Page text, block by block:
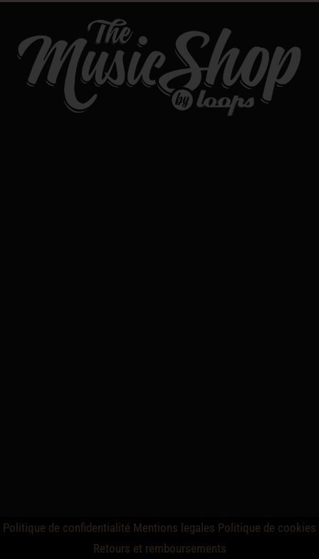
Politique de confidentialité Mentions legales Politique de cookies
Retours et remboursements